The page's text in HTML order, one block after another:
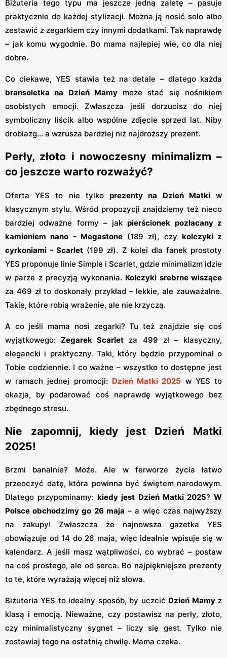
Biżuteria tego typu ma jeszcze jedną zaletę – pasuje
praktycznie do każdej stylizacji. Można ją nosić solo albo
zestawić z zegarkiem czy innymi dodatkami. Tak naprawdę
– jak komu wygodnie. Bo mama najlepiej wie, co dla niej
dobre.
Co ciekawe, YES stawia też na detale – dlatego każda
bransoletka na Dzień Mamymoże stać się nośnikiem
osobistych emocji. Zwłaszcza jeśli dorzucisz do niej
symboliczny liścik albo wspólne zdjęcie sprzed lat. Niby
drobiazg... a wzrusza bardziej niż najdroższy prezent.
Perły, złoto i nowoczesny minimalizm –
co jeszcze warto rozważyć?
Oferta YES to nie tylkoprezenty na Dzień Matkiw
klasycznym stylu. Wśród propozycji znajdziemy też nieco
bardziej odważne formy – jakpierścionek pozłacany z
kamieniem nano - Megastone(189 zł), czy kolczyki z
cyrkoniami - Scarlet (199 zł). Z kolei dla fanek prostoty
YES proponuje linie Simple i Scarlet, gdzie minimalizm idzie
w parze z precyzją wykonania. Kolczyki srebrne wiszące
za 469 zł to doskonały przykład – lekkie, ale zauważalne.
Takie, które robią wrażenie, ale nie krzyczą.
A co jeśli mama nosi zegarki? Tu też znajdzie się coś
wyjątkowego:Zegarek Scarlet za 499 zł – klasyczny,
elegancki i praktyczny. Taki, który będzie przypominał o
Tobie codziennie. I co ważne – wszystko to dostępne jest
w ramach jednej promocji: Dzień Matki 2025 w YES to
okazja, by podarować coś naprawdę wyjątkowego bez
zbędnego stresu.
Nie zapomnij, kiedy jest Dzień Matki
2025!
Brzmi banalnie? Może. Ale w ferworze życia łatwo
przeoczyć datę, która powinna być świętem narodowym.
Dlatego przypominamy:kiedy jest Dzień Matki 2025?W
Polsce obchodzimy go 26 maja – a więc czas najwyższy
na zakupy! Zwłaszcza że najnowsza gazetka YES
obowiązuje od 14 do 26 maja, więc idealnie wpisuje się w
kalendarz. A jeśli masz wątpliwości, co wybrać – postaw
na coś prostego, ale od serca. Bo najpiękniejsze prezenty
to te, które wyrażają więcej niż słowa.
Biżuteria YES to idealny sposób, by uczcić Dzień Mamyz
klasą i emocją. Nieważne, czy postawisz na perły, złoto,
czy minimalistyczny sygnet – liczy się gest. Tylko nie
zostawiaj tego na ostatnią chwilę. Mama czeka.